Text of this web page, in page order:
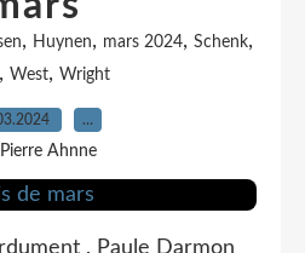
, Huynen, mars 2024, Schenk,
West, Wright
…
Ahnne
, Paule Darmon